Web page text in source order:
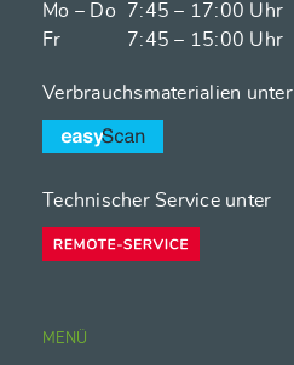
Mo – Do
7:45 – 17:00 Uhr
Fr
7:45 – 15:00 Uhr
Verbrauchsmaterialien unter
Technischer Service unter
MENÜ